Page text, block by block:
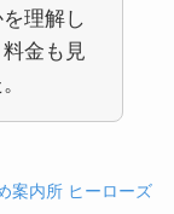
理解し
金も見
案内所 ヒーローズ